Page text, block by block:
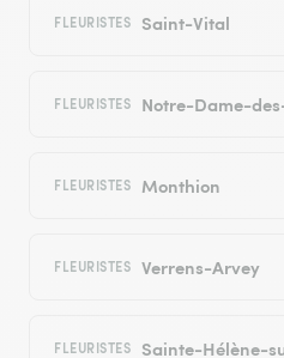
FLEURISTES Saint-Vital
FLEURISTES Notre-Dame-
FLEURISTES Monthion
FLEURISTES Verrens-Arvey
FLEURISTES Sainte-Hélène-